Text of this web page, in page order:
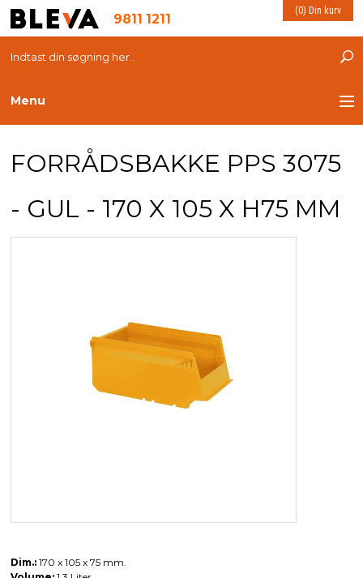
9811 1211 (0) Din kurv
Menu
TRANSPORT
MILJØ OG VELFÆRD
FORRÅDSBAKKE PPS 3075
- GUL - 170 X 105 X H75 MM
Dim.: 170 x 105 x 75 mm.